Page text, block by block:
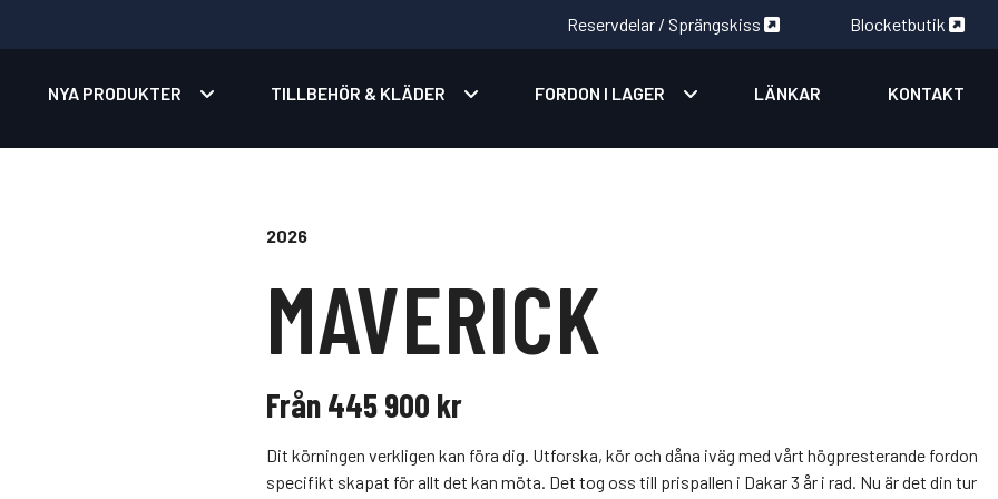
Reservdelar / Sprängskiss Blocketbutik
NYA PRODUKTER TILLBEHÖR & KLÄDER FORDON I LAGER LÄNKAR KONTAKT
2026
MAVERICK
Från 445 900 kr
Dit körningen verkligen kan föra dig. Utforska, kör och dåna iväg med vårt högpresterande fordon
specifikt skapat för allt det kan möta. Det tog oss till prispallen i Dakar 3 år i rad. Nu är det din tur